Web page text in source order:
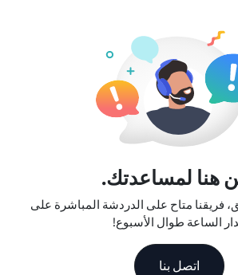
هنا لمساعدتك.
فريقنا متاح على الدردشة المباشرة على
الساعة طوال الأسبوع!
اتصل بنا